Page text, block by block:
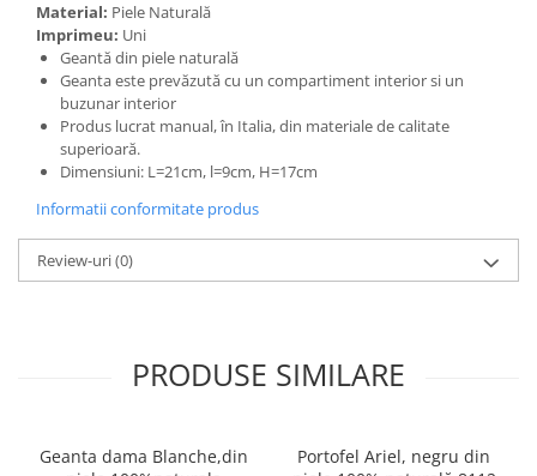
Material: Piele Naturală
Imprimeu: Uni
Geantă din piele naturală
Geanta este prevăzută cu un compartiment interior si un
buzunar interior
Produs lucrat manual, în Italia, din materiale de calitate
superioară.
Dimensiuni: L=21cm, l=9cm, H=17cm
Informatii conformitate produs
Review-uri(0)
PRODUSE SIMILARE
Geanta dama Blanche,din
Portofel Ariel, negru din